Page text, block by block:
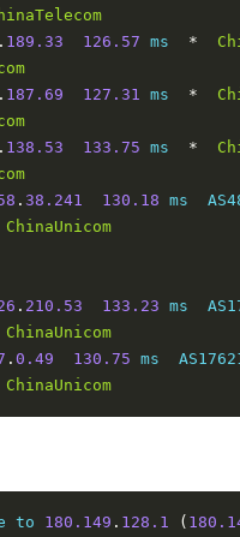
. 189.33 126.57 ms *
. 187.69 127.31 ms *
. 138.53 133.75 ms *
. 38.241 130.18 ms
ChinaUnicom
. 210.53 133.23 ms
ChinaUnicom
. 0.49 130.75 ms
ChinaUnicom
to 180.149 . 128.1 (